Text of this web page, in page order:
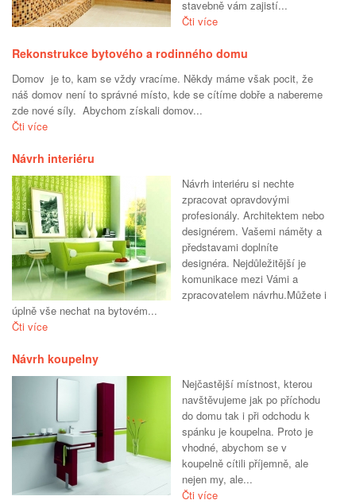
stavebně vám zajistí...
Čti více
Rekonstrukce bytového a rodinného domu
Domov je to, kam se vždy vracíme. Někdy máme však pocit, že
náš domov není to správné místo, kde se cítíme dobře a nabereme
zde nové síly. Abychom získali domov...
Čti více
Návrh interiéru
Návrh interiéru si nechte
zpracovat opravdovými
profesionály. Architektem nebo
designérem. Vašemi náměty a
představami doplníte
designéra. Nejdůležitější je
komunikace mezi Vámi a
zpracovatelem návrhu.Můžete i
úplně vše nechat na bytovém...
Čti více
Návrh koupelny
Nejčastější místnost, kterou
navštěvujeme jak po příchodu
do domu tak i při odchodu k
spánku je koupelna. Proto je
vhodné, abychom se v
koupelně cítili příjemně, ale
nejen my, ale...
Čti více